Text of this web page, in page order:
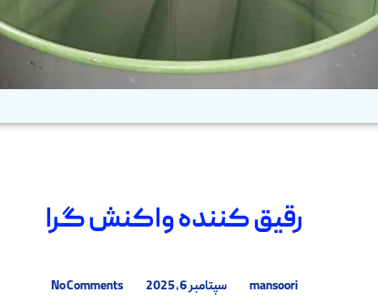
رقیق کننده واکنش گرا
mansoori سپتامبر 6, 2025 No Comments